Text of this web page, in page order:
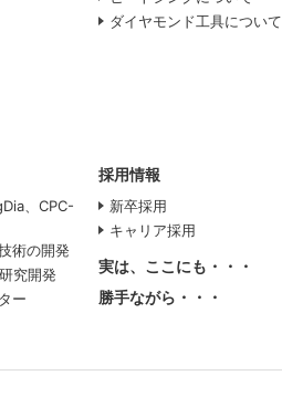
ダイヤモンド工具について
、CPC-
術の開発
究開発
ー
採用情報
新卒採用
キャリア採用
実は、ここにも・・・
勝手ながら・・・